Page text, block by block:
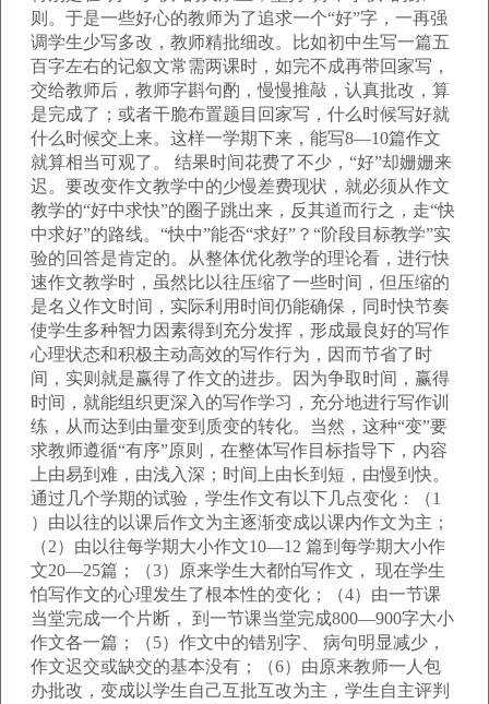
则。于是一些好心的教师为了追求一个“好”字，一再强
调学生少写多改，教师精批细改。比如初中生写一篇五
百字左右的记叙文常需两课时，如完不成再带回家写，
交给教师后，教师字斟句酌，慢慢推敲，认真批改，算
是完成了；或者干脆布置题目回家写，什么时候写好就
什么时候交上来。这样一学期下来，能写8—10篇作文
就算相当可观了。 结果时间花费了不少，“好”却姗姗来
迟。要改变作文教学中的少慢差费现状，就必须从作文
教学的“好中求快”的圈子跳出来，反其道而行之，走“快
中求好”的路线。“快中”能否“求好”？“阶段目标教学”实
验的回答是肯定的。从整体优化教学的理论看，进行快
速作文教学时，虽然比以往压缩了一些时间，但压缩的
是名义作文时间，实际利用时间仍能确保，同时快节奏
使学生多种智力因素得到充分发挥，形成最良好的写作
心理状态和积极主动高效的写作行为，因而节省了时
间，实则就是赢得了作文的进步。因为争取时间，赢得
时间，就能组织更深入的写作学习，充分地进行写作训
练，从而达到由量变到质变的转化。当然，这种“变”要
求教师遵循“有序”原则，在整体写作目标指导下，内容
上由易到难，由浅入深；时间上由长到短，由慢到快。
通过几个学期的试验，学生作文有以下几点变化：（1
）由以往的以课后作文为主逐渐变成以课内作文为主；
（2）由以往每学期大小作文10—12 篇到每学期大小作
文20—25篇；（3）原来学生大都怕写作文， 现在学生
怕写作文的心理发生了根本性的变化；（4）由一节课
当堂完成一个片断， 到一节课当堂完成800—900字大小
作文各一篇；（5）作文中的错别字、 病句明显减少，
作文迟交或缺交的基本没有；（6）由原来教师一人包
办批改，变成以学生自己互批互改为主，学生自主评判